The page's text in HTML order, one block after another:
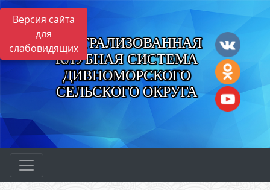
Версия сайта
для
слабовидящихЦЕНТРАЛИЗОВАННАЯ
КЛУБНАЯ СИСТЕМА
ДИВНОМОРСКОГО
СЕЛЬСКОГО ОКРУГА